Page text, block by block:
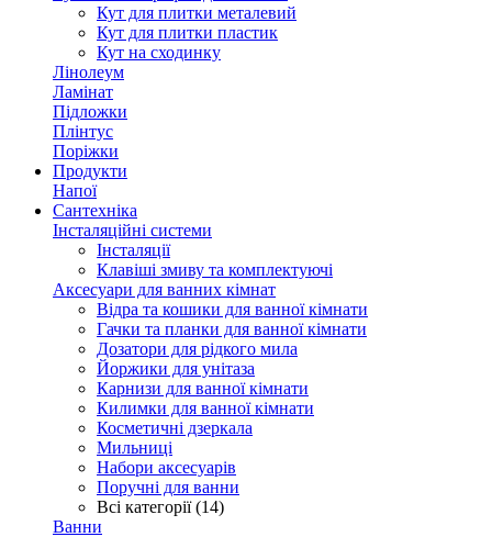
Кут для плитки металевий
Кут для плитки пластик
Кут на сходинку
Лінолеум
Ламінат
Підложки
Плінтус
Поріжки
Продукти
Напої
Сантехніка
Інсталяційні системи
Інсталяції
Клавіші змиву та комплектуючі
Аксесуари для ванних кімнат
Відра та кошики для ванної кімнати
Гачки та планки для ванної кімнати
Дозатори для рідкого мила
Йоржики для унітаза
Карнизи для ванної кімнати
Килимки для ванної кімнати
Косметичні дзеркала
Мильниці
Набори аксесуарів
Поручні для ванни
Всі категорії (14)
Ванни